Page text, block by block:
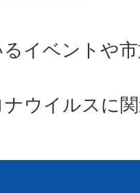
イベントや
ナウイルスに